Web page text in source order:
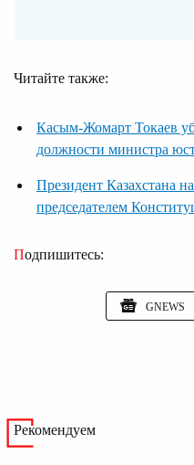
Читайте также:
Касым-Жомарт Токаев
должности министра
Президент Казахстана
председателем
Подпишитесь:
GNEWS
Рекомендуем